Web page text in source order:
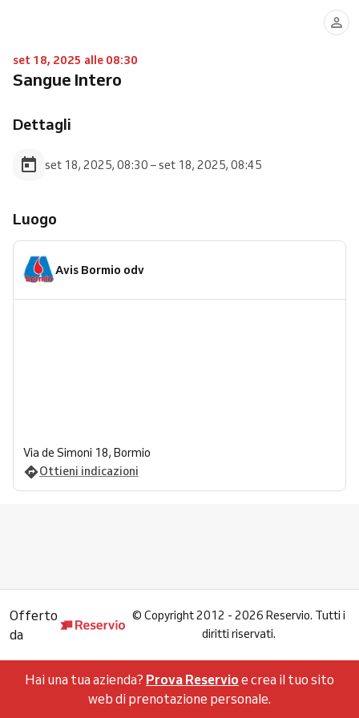
set 18, 2025 alle 08:30
Sangue Intero
Dettagli
set 18, 2025, 08:30 – set 18, 2025, 08:45
Luogo
Avis Bormio odv
Via de Simoni 18, Bormio
Ottieni indicazioni
Offerto
da
© Copyright 2012 - 2026 Reservio. Tutti i
diritti riservati.
Hai una tua azienda? Prova Reservio e crea il tuo sito
web di prenotazione personale.